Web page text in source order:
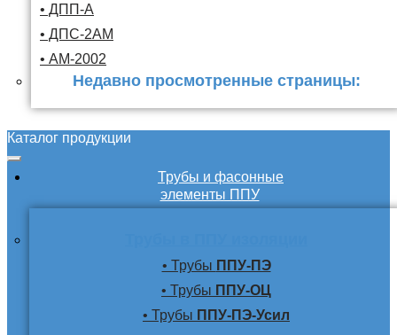
• ДПП-А
• ДПС-2АМ
• АМ-2002
Недавно просмотренные страницы:
Каталог продукции
Трубы и фасонные
элементы ППУ
• Трубы ППУ-ПЭ
• Трубы ППУ-ОЦ
• Трубы ППУ-ПЭ-Усил